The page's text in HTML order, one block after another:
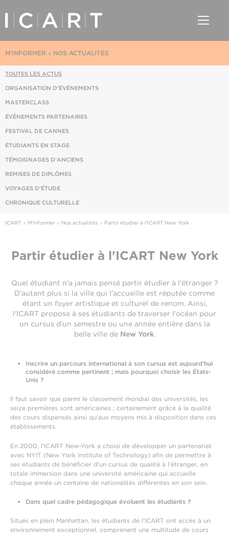
NOS ACTUALITÉS
M'INFORMER
TOUTES LES ACTUS
ORGANISATION D'ÉVÉNEMENTS
MASTERCLASS
ÉVÉNEMENTS PARTENAIRES
FESTIVAL DE CANNES
ÉTUDIANTS EN STAGE
TÉMOIGNAGES D'ANCIENS
REMISES DE DIPLÔMES
VOYAGES D'ÉTUDE
CHRONIQUE CULTURELLE
ICART M'informer Nos actualités Partir étudier à l'ICART New York
Partir étudier à l'ICART New York
Quel étudiant n'a jamais pensé partir étudier à l'étranger ?
D'autant plus si la ville qui l'accueille est réputée comme
étant un foyer artistique et culturel de renom. Ainsi,
l'ICART propose à ses étudiants de traverser l'océan pour
un cursus d'un semestre ou une année entière dans la
belle ville de New York.
Inscrire un parcours international à son cursus est aujourd'hui
considéré comme pertinent ; mais pourquoi choisir les États-
Unis ?
ll faut savoir que parmi le classement mondial des universités, les
seize premières sont américaines ; certainement grâce à la qualité
des cours dispensés ainsi qu'aux moyens mis à disposition dans ces
établissements.
En 2000, l'ICART New-York a choisi de développer un partenariat
avec NYIT (New York Institute of Technology) afin de permettre à
ses étudiants de bénéficier d'un cursus de qualité à l'étranger, en
totale immersion dans une université américaine qui accueille
chaque année un centaine de nationalités différentes en son sein.
Dans quel cadre pédagogique évoluent les étudiants ?
Situés en plein Manhattan, les étudiants de l'ICART ont accès à un
environnement exceptionnel, comprenant une multitude de cours